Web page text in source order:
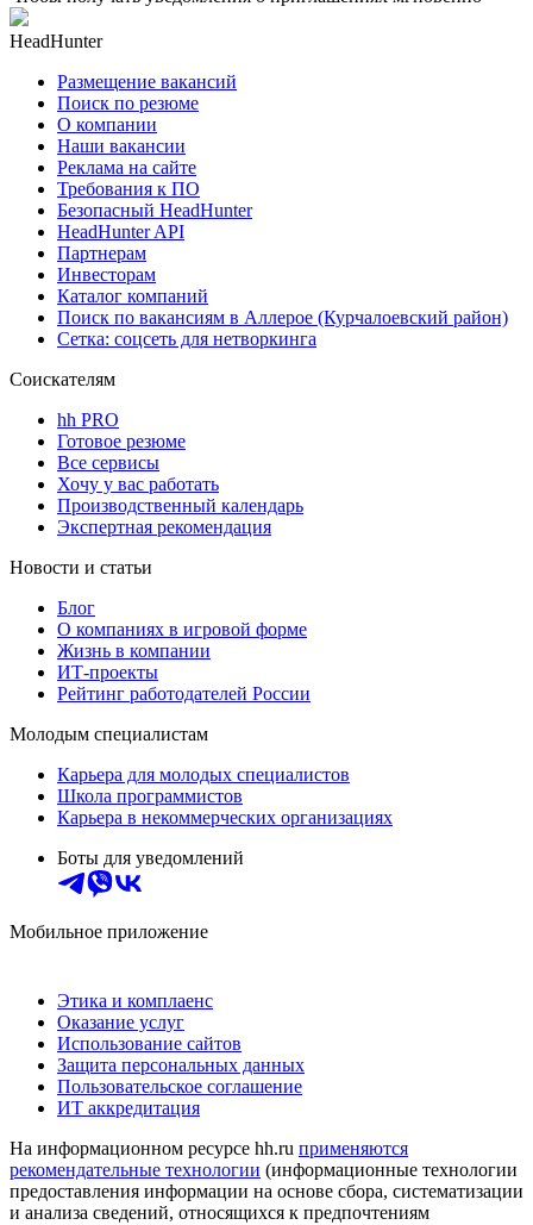
HeadHunter
Размещение вакансий
Поиск по резюме
О компании
Наши вакансии
Реклама на сайте
Требования к ПО
Безопасный HeadHunter
HeadHunter API
Партнерам
Инвесторам
Каталог компаний
Поиск по вакансиям в Аллерое (Курчалоевский район)
Сетка: соцсеть для нетворкинга
Соискателям
hh PRO
Готовое резюме
Все сервисы
Хочу у вас работать
Производственный календарь
Экспертная рекомендация
Новости и статьи
Блог
О компаниях в игровой форме
Жизнь в компании
ИТ-проекты
Рейтинг работодателей России
Молодым специалистам
Карьера для молодых специалистов
Школа программистов
Карьера в некоммерческих организациях
Боты для уведомлений
Мобильное приложение
Этика и комплаенс
Оказание услуг
Использование сайтов
Защита персональных данных
Пользовательское соглашение
ИТ аккредитация
На информационном ресурсе hh.ru применяются
рекомендательные технологии (информационные технологии
предоставления информации на основе сбора, систематизации
и анализа сведений, относящихся к предпочтениям